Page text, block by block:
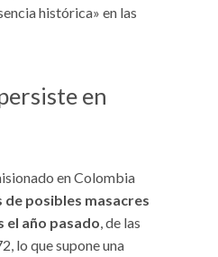
histórica» en las
en
en Colombia
de posibles masacres
el año pasado, de las
lo que supone una